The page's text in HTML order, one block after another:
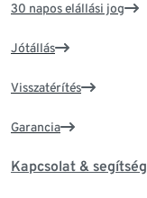
30 napos elállási jog
Jótállás
Visszatérítés
Garancia
Kapcsolat & segítség